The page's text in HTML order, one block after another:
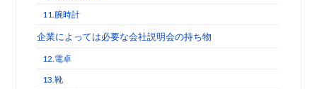
11.腕時計
企業によっては必要な会社説明会の持ち物
12.電卓
13.靴